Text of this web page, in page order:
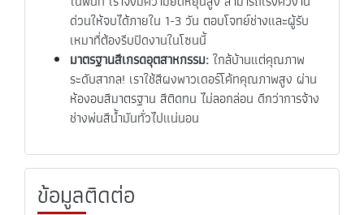
ด่วนให้จบได้ภายใน 1-3 วัน ตอบโจทย์ช่างและผู้รับ
เหมาที่ต้องรีบปิดงานในโซนนี้
มาตรฐานสีเกรดอุตสาหกรรม: ใกล้บ้านแต่คุณภาพ
ระดับสากล! เราใช้สีผงพาวเดอร์โค้ทคุณภาพสูง ผ่าน
ห้องอบสีมาตรฐาน สีติดทน ไม่ลอกล่อน ดีกว่าการจ้าง
ช่างพ่นสีน้ำมันทั่วไปแน่นอน
ข้อมูลติดต่อ